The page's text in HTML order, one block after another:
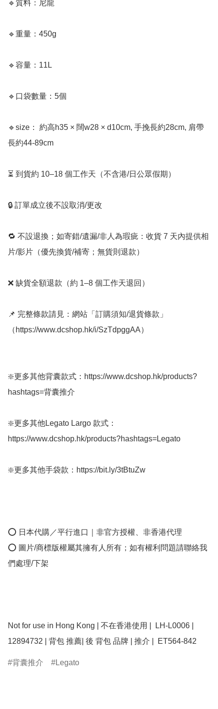
🔹質料：尼龍
🔹重量：450g
🔹容量：11L
🔹口袋數量：5個
🔹size： 約高h35 × 闊w28 × d10cm, 手挽長約28cm, 肩帶
長約44-89cm
⏳ 到貨約 10–18 個工作天（不含港/日公眾假期）
🔒 訂單成立後不設取消/更改
🔁 不設退換；如寄錯/遺漏/非人為瑕疵：收貨 7 天內提供相
片/影片（優先換貨/補寄；無貨則退款）
❌ 缺貨全額退款（約 1–8 個工作天退回）
📌 完整條款請見：網站「訂購須知/退貨條款」
（https://www.dcshop.hk/i/SzTdpggAA）
❇️更多其他背囊款式：https://www.dcshop.hk/products?
hashtags=背囊推介
❇️更多其他Legato Largo 款式：
https://www.dcshop.hk/products?hashtags=Legato
❇️更多其他手袋款：https://bit.ly/3tBtuZw
⭕ 日本代購／平行進口｜非官方授權、非香港代理
⭕ 圖片/商標版權屬其擁有人所有；如有權利問題請聯絡我
們處理/下架
Not for use in Hong Kong | 不在香港使用 |  LH-L0006 |
12894732 | 背包 推薦| 後 背包 品牌 | 推介 |  ET564-842
背囊推介 Legato